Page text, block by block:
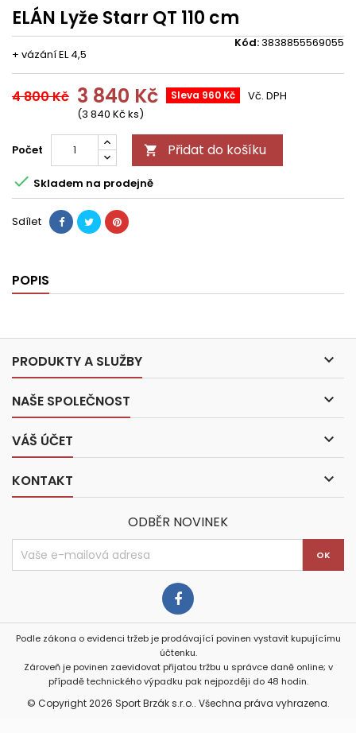
ELÁN Lyže Starr QT 110 cm
Kód:3838855569055
+ vázání EL 4,5
4 800 Kč 3 840 Kč Sleva 960 Kč
(3 840 Kč ks)
Vč. DPH
Počet  Přidat do košíku
 Skladem na prodejně
Sdílet
POPIS
PRODUKTY A SLUŽBY 
NAŠE SPOLEČNOST 
VÁŠ ÚČET 
KONTAKT 
ODBĚR NOVINEK
Podle zákona o evidenci tržeb je prodávající povinen vystavit kupujícímu
účtenku.
Zároveň je povinen zaevidovat přijatou tržbu u správce daně online; v
případě technického výpadku pak nejpozději do 48 hodin.
© Copyright 2026 Sport Brzák s.r.o.. Všechna práva vyhrazena.